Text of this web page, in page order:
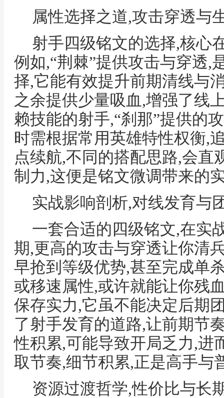
属性选择之道,攻击穿透与
射手四级铭文的选择,核心
例如,“荆棘”提供攻击与穿透,
择,它能有效提升前期清线与
之余提供少量吸血,增强了线
赖技能的射手,“刹那”提供的
时需根据常用英雄特性权衡,
点续航,不同的搭配思路,会直
制力,这便是铭文微调带来的
实战影响剖析,对线发育与
一套合适的四级铭文,在实
期,更高的攻击与穿透让你清
早抢到等级优势,甚至完成单
或移速属性,或许就能让你残
保存实力,它虽不能决定后期
了射手发育的道路,让前期节
性积累,可能导致开局乏力,进
取节奏,细节积累,正是高手与
资源过渡哲学,性价比与长